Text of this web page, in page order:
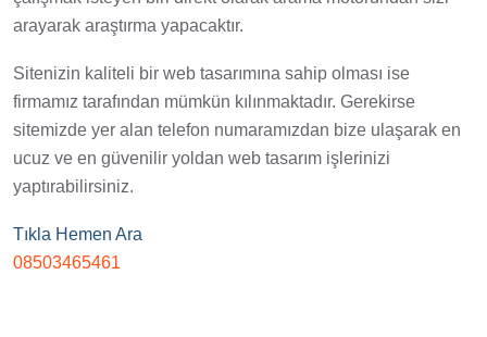
arayarak araştırma yapacaktır.
Sitenizin kaliteli bir web tasarımına sahip olması ise
firmamız tarafından mümkün kılınmaktadır. Gerekirse
sitemizde yer alan telefon numaramızdan bize ulaşarak en
ucuz ve en güvenilir yoldan web tasarım işlerinizi
yaptırabilirsiniz.
Tıkla Hemen Ara
08503465461